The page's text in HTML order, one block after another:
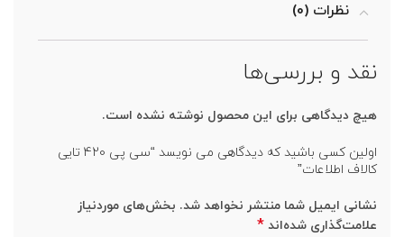
نظرات (0)
نقد و بررسی‌ها
هیچ دیدگاهی برای این محصول نوشته نشده است.
اولین کسی باشید که دیدگاهی می نویسد “سی پی 420 تایی
کالاف اطلاعات”
نشانی ایمیل شما منتشر نخواهد شد. بخش‌های موردنیاز
علامت‌گذاری شده‌اند *